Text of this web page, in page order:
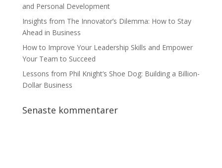
and Personal Development
Insights from The Innovator’s Dilemma: How to Stay
Ahead in Business
How to Improve Your Leadership Skills and Empower
Your Team to Succeed
Lessons from Phil Knight’s Shoe Dog: Building a Billion-
Dollar Business
Senaste kommentarer